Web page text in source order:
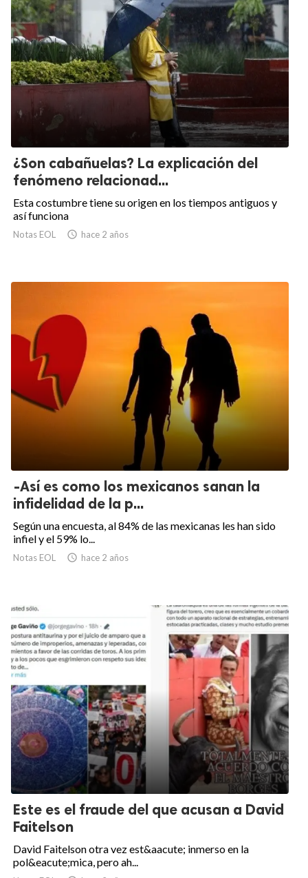
¿Son cabañuelas? La explicación del
fenómeno relacionad...
Esta costumbre tiene su origen en los tiempos antiguos y
así funciona
Notas EOL  hace 2 años
-Así es como los mexicanos sanan la
infidelidad de la p...
Según una encuesta, al 84% de las mexicanas les han sido
infiel y el 59% lo...
Notas EOL  hace 2 años
Este es el fraude del que acusan a David
Faitelson
David Faitelson otra vez est&aacute; inmerso en la
pol&eacute;mica, pero ah...